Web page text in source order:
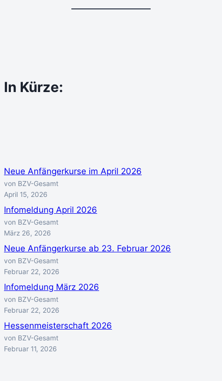
In Kürze:
Neue Anfängerkurse im April 2026
von BZV-Gesamt
April 15, 2026
Infomeldung April 2026
von BZV-Gesamt
März 26, 2026
Neue Anfängerkurse ab 23. Februar 2026
von BZV-Gesamt
Februar 22, 2026
Infomeldung März 2026
von BZV-Gesamt
Februar 22, 2026
Hessenmeisterschaft 2026
von BZV-Gesamt
Februar 11, 2026